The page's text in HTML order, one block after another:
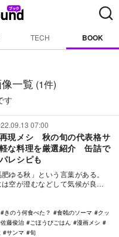
TECH BOOK
一覧 (1件)
す
07:00
再現メシ 秋の旬の代表格サ
な料理を厳選紹介 缶詰で
レシピも
肥ゆる秋」という言葉がある。
は空が澄むなどして気候が良い
増し、馬が肥えてしまうという
きのう何食べた？ 食戟のソーマ
クッ
佐藤俊治 ごほうびごはん
漫画メシ
サンマ 旬